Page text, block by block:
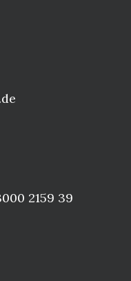
2159 39